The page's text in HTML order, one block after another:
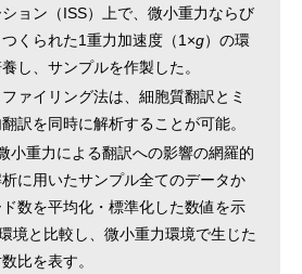
ョン（ISS）上で、微小重力ならび
くられた1重力加速度（1×g）の環
し、サンプルを作製した。
ァイリング法は、細胞質翻訳とミ
訳を同時に解析することが可能。
小重力による翻訳への影響の網羅的
に用いたサンプル全てのデータか
数を平均化・標準化した数値を示
境と比較し、微小重力環境で生じた
比を表す。